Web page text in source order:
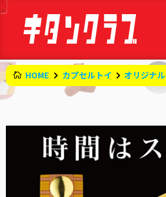
HOME カプセルトイ オリジナル